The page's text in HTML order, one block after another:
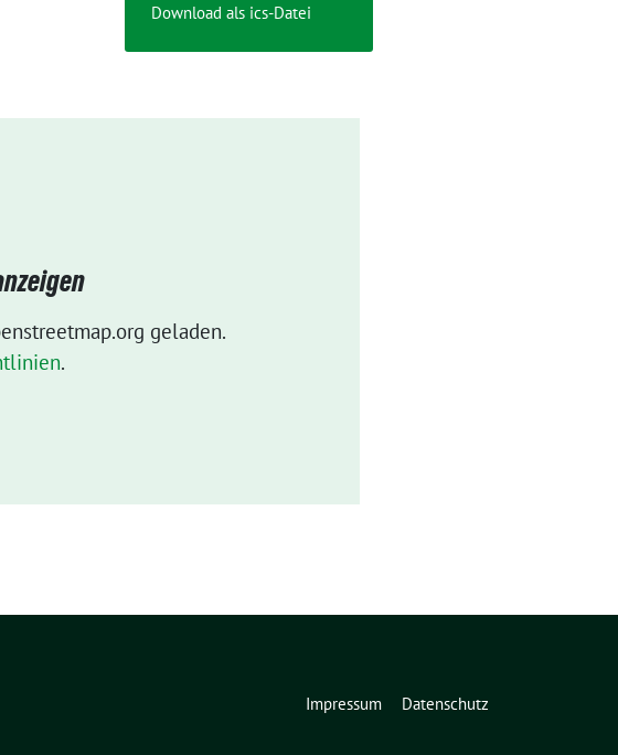
Download als ics-Datei
geladen.
.
Impressum Datenschutz